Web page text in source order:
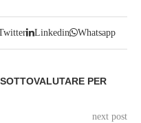
Linkedin Whatsapp
PER
next post